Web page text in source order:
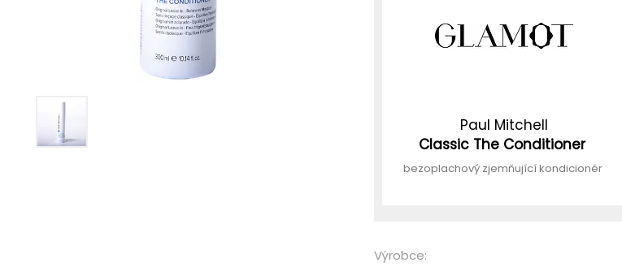
Paul Mitchell
Classic The Conditioner
bezoplachový zjemňující kondicionér
Výrobce: